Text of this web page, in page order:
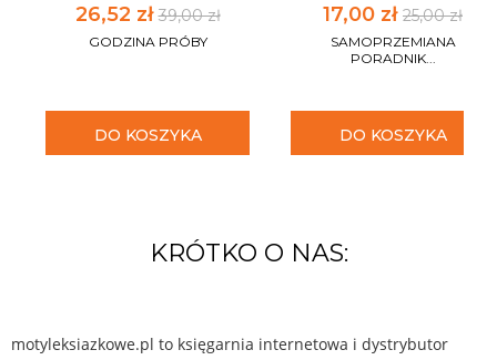
26,52 zł39,00 zł
GODZINA PRÓBY
DO KOSZYKA
17,00 zł 25,00 zł
SAMOPRZEMIANA
PORADNIK...
DO KOSZYKA
KRÓTKO O NAS:
motyleksiazkowe.pl to księgarnia internetowa i dystrybutor